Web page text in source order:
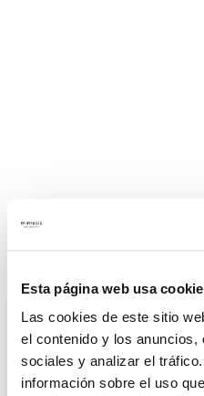
Esta página web usa
Las cookies de este sitio
el contenido y los anuncios,
sociales y analizar el
información sobre el uso